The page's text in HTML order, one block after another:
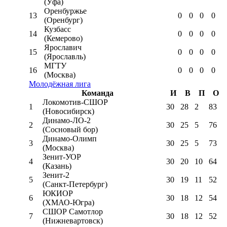
(Уфа)
13
Оренбуржье
(Оренбург)
0 0 0 0
14
Кузбасс
(Кемерово)
0 0 0 0
15
Ярославич
(Ярославль)
0 0 0 0
16
МГТУ
(Москва)
0 0 0
0
Молодёжная лига
Команда
И В П
О
1
Локомотив-CШОР
(Новосибирск)
30 28 2 83
2
Динамо-ЛО-2
(Сосновый бор)
30 25 5 76
3
Динамо-Олимп
(Москва)
30 25 5 73
4
Зенит-УОР
(Казань)
30 20 10 64
5
Зенит-2
(Санкт-Петербург)
30 19 11 52
6
ЮКИОР
(ХМАО-Югра)
30 18 12 54
7
СШОР Самотлор
(Нижневартовск)
30 18 12
52